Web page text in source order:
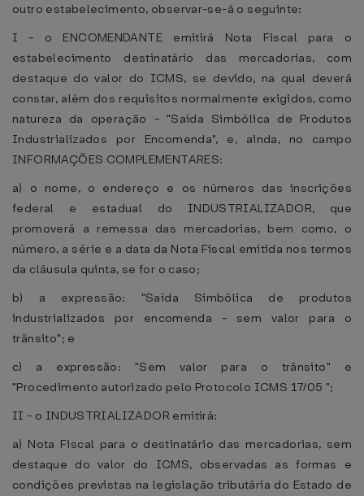
outro estabelecimento, observar-se-á o seguinte:
I - o ENCOMENDANTE emitirá Nota Fiscal para o
estabelecimento destinatário das mercadorias, com
destaque do valor do ICMS, se devido, na qual deverá
constar, além dos requisitos normalmente exigidos, como
natureza da operação - "Saída Simbólica de Produtos
Industrializados por Encomenda", e, ainda, no campo
INFORMAÇÕES COMPLEMENTARES:
a) o nome, o endereço e os números das inscrições
federal e estadual do INDUSTRIALIZADOR, que
promoverá a remessa das mercadorias, bem como, o
número, a série e a data da Nota Fiscal emitida nos termos
da cláusula quinta, se for o caso;
b) a expressão: "Saída Simbólica de produtos
industrializados por encomenda - sem valor para o
trânsito"; e
c) a expressão: "Sem valor para o trânsito" e
"Procedimento autorizado pelo Protocolo ICMS 17/05 ";
II - o INDUSTRIALIZADOR emitirá:
a) Nota Fiscal para o destinatário das mercadorias, sem
destaque do valor do ICMS, observadas as formas e
condições previstas na legislação tributária do Estado de